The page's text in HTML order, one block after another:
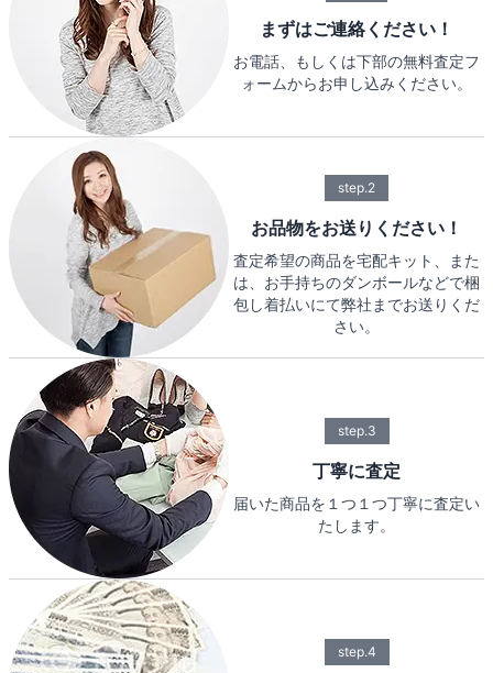
まずはご連絡ください！
お電話、もしくは下部の無料査定フ
ォームからお申し込みください。
step.2
お品物をお送りください！
査定希望の商品を宅配キット、また
は、お手持ちのダンボールなどで梱
包し着払いにて弊社までお送りくだ
さい。
step.3
丁寧に査定
届いた商品を１つ１つ丁寧に査定い
たします。
step.4